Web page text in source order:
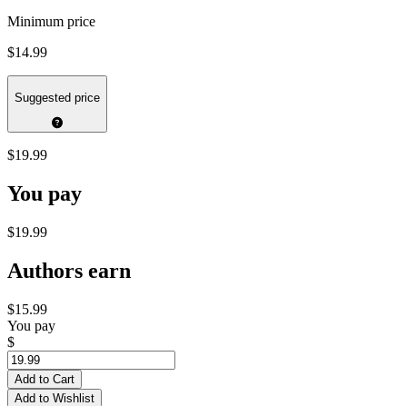
Minimum price
$14.99
Suggested price
$19.99
You pay
$19.99
Authors earn
$15.99
You pay
$
Add to Cart
Add to Wishlist